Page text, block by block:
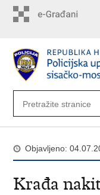
Objavljeno:
Krađa